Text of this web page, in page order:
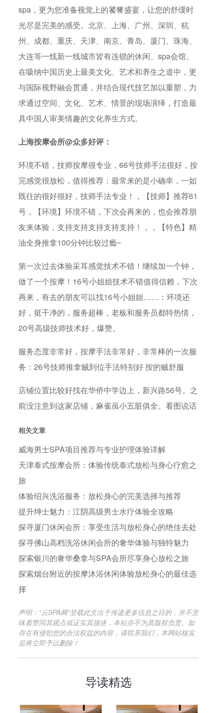
spa，更为您准备视觉上的饕餮盛宴，让您的舒缓时
光尽是完美的感受。北京、上海、广州、深圳、杭
州、成都、重庆、天津、南京、青岛、厦门、珠海、
大连等一线新一线城市皆有连锁的休闲、spa会馆。
在吸纳中国历史上最美文化、艺术和养生之道中，更
与国际视野融会贯通，并结合现代技艺加以重塑，力
求通过空间、文化、艺术、情景的现场演绎，打造最
具中国人审美情趣的文化养生方式。
上海按摩会所@众多好评：
环境不错，技师按摩很专业，66号技师手法很好，按
完感觉很放松，值得推荐：最常来的是小确幸，一如
既往的很好很好，技师手法专业！，【技师】推荐61
号，【环境】环境不错，下次会再来的，也会推荐朋
友来体验，支持支持支持支持支持！，，【特色】精
油全身推拿100分钟比较过瘾~
第一次过去体验采耳感觉技术不错！继续加一个钟，
做了一个按摩！16号小姐姐技术不错值得信赖，下次
再来，有去的朋友可以找16号小姐姐……：环境还
好，挺干净的，服务超棒，老板和服务员都特热情，
20号高级技师技术好，爆赞。
服务态度非常好，按摩手法非常好，非常棒的一次服
务：26号技师推拿贼到位手法特别好 按的贼舒服
店铺位置比较好找在华侨中学边上，新兴路56号。之
前没注意到这家店铺，麻雀虽小五脏俱全。看图说话
相关文章
威海男士SPA项目推荐与专业护理体验详解
天津泰式按摩会所：体验传统泰式放松与身心疗愈之
旅
体验绍兴洗浴服务：放松身心的完美选择与推荐
提升绅士魅力：江阴高级男士水疗体验全攻略
探寻厦门休闲会所：享受生活与放松身心的绝佳去处
探寻佛山高档洗浴休闲会所的奢华体验与独特魅力
探索银川的奢华桑拿与SPA会所尽享身心放松之旅
探索烟台附近的按摩沐浴休闲体验放松身心的最佳选
择
声明：“云SPA网”登载此文出于传递更多信息之目的，并不意
味着赞同其观点或证实其描述，本站亦不为其版权负责。如
存在有侵犯您的合法权益的内容，请联系我们，本网站核实
后将立即予以删除！
导读精选